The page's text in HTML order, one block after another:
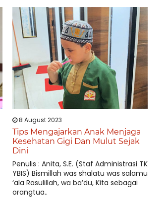
8 August 2023
Tips Mengajarkan Anak Menjaga
Kesehatan Gigi Dan Mulut Sejak
Dini
Penulis : Anita, S.E. (Staf Administrasi TK
YBIS) Bismillah was shalatu was salamu
‘ala Rasulillah, wa ba’du, Kita sebagai
orangtua..